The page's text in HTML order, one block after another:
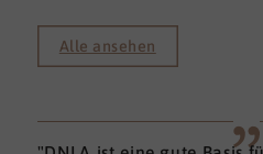
Alle ansehen